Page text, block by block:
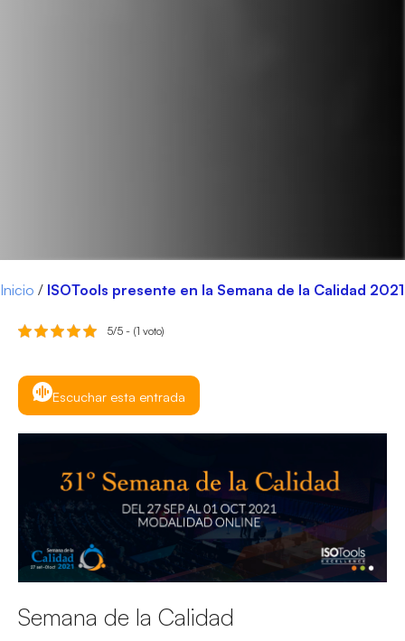
Inicio / ISOTools presente en la Semana de la Calidad 2021
5/5 - (1 voto)
Escuchar esta entrada
Semana de la Calidad